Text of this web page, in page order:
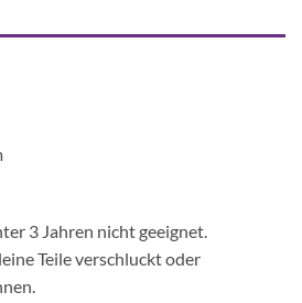
3 Jahren nicht geeignet.
Teile verschluckt oder